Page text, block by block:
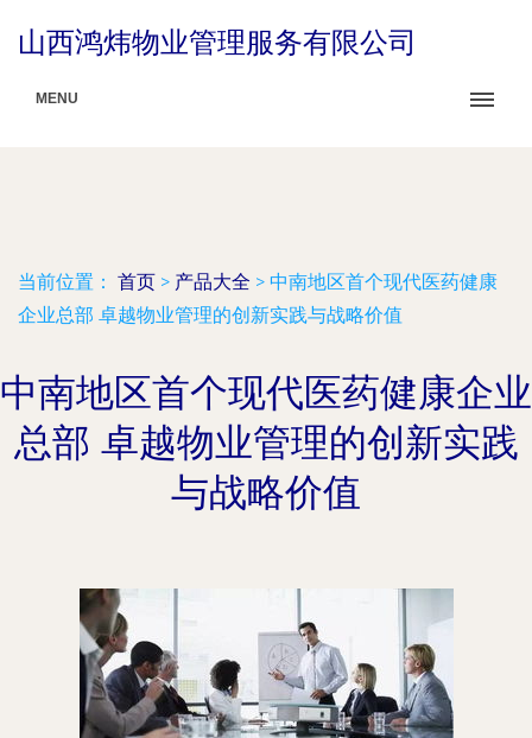
山西鸿炜物业管理服务有限公司
MENU
当前位置： 首页 > 产品大全 > 中南地区首个现代医药健康
企业总部 卓越物业管理的创新实践与战略价值
中南地区首个现代医药健康企业
总部 卓越物业管理的创新实践
与战略价值